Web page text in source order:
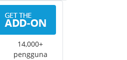
14,000+
pengguna